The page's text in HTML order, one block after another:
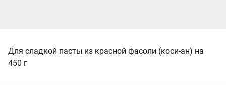
Для сладкой пасты из красной фасоли (коси-ан) на
450 г